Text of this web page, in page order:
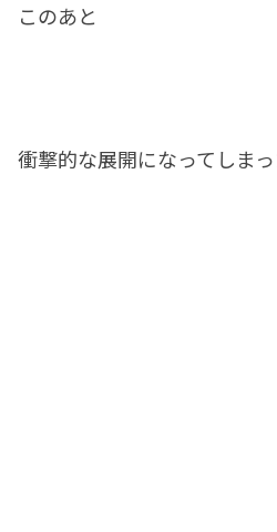
このあと
衝撃的な展開になってしまっ